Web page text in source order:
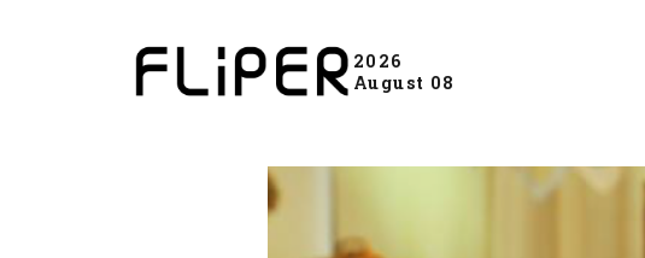
2026
August 08